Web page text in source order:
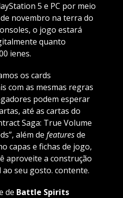
5 e PC por meio
novembro na terra do
o jogo estará
quanto
ienes.
os cards
com as mesmas regras
podem esperar
até as cartas do
Saga: True Volume
além de featuresde
capas e fichas de jogo,
aproveite a construção
seu gosto. contente.
de Battle Spirits